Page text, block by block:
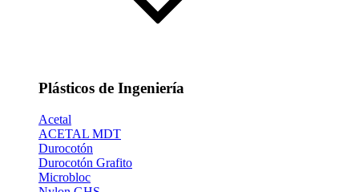
Plásticos de Ingeniería
Acetal
ACETAL MDT
Durocotón
Durocotón Grafito
Microbloc